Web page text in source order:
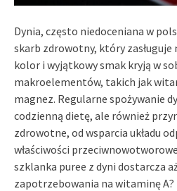
Dynia, często niedoceniana w
skarb zdrowotny, który zasługuje
kolor i wyjątkowy smak kryją w
makroelementów, takich jak
magnez. Regularne spożywanie
codzienną dietę, ale również
zdrowotne, od wsparcia układu
właściwości
szklanka puree z dyni dostarcza
zapotrzebowania na witaminę